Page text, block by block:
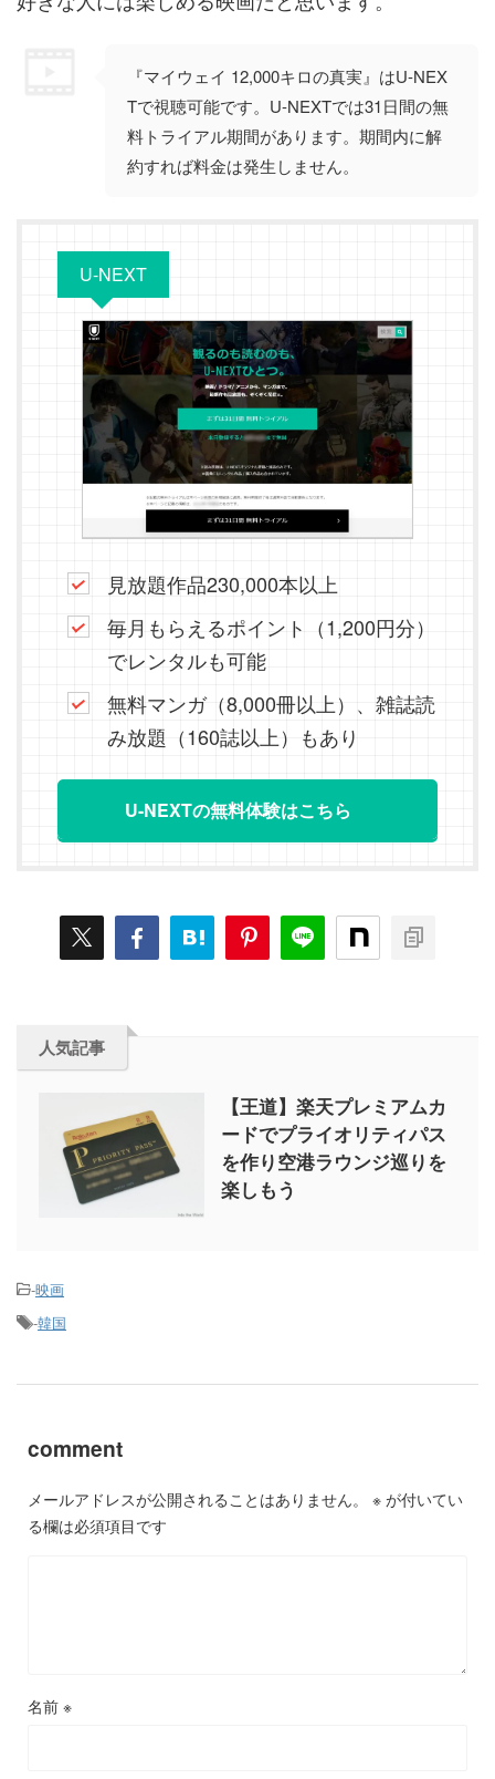
『マイウェイ 12,000キロの真実』はU-NEX
Tで視聴可能です。U-NEXTでは31日間の無
料トライアル期間があります。期間内に解
約すれば料金は発生しません。
U-NEXT
見放題作品230,000本以上
毎月もらえるポイント（1,200円分）
でレンタルも可能
無料マンガ（8,000冊以上）、雑誌読
み放題（160誌以上）もあり
U-NEXTの無料体験はこちら
人気記事
【王道】楽天プレミアムカ
ードでプライオリティパス
を作り空港ラウンジ巡りを
楽しもう
-映画
-韓国
comment
メールアドレスが公開されることはありません。 ※ が付いてい
る欄は必須項目です
名前 ※